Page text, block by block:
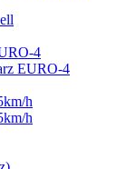
4
EURO-4
h
h